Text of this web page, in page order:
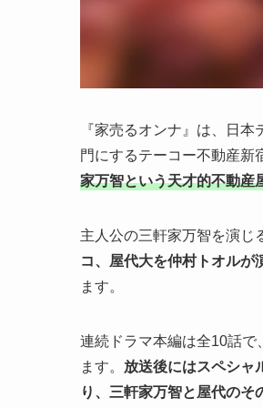
『家売るオンナ』は、日
門にするテーコー不動産新
家万智という天才的不動産
主人公の三軒家万智を演じ
コ、屋代大を仲村トオルが
ます。
連続ドラマ本編は全10話で
ます。 放送後にはスペシャ
り、三軒家万智と屋代のそ